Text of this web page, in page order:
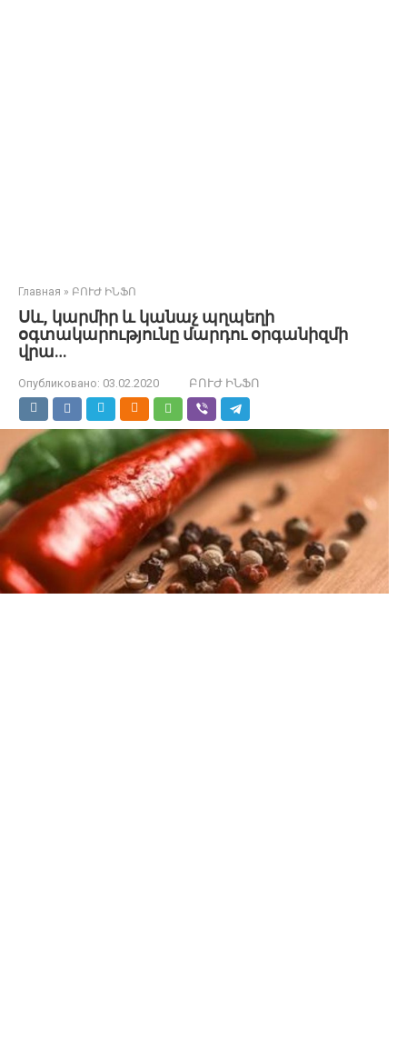
Главная » ԲՈՒԺ ԻՆՖՈ
Սև, կարմիր և կանաչ պղպեղի
օգտակարությունը մարդու օրգանիզմի
վրա…
Опубликовано: 03.02.2020 ԲՈՒԺ ԻՆՖՈ